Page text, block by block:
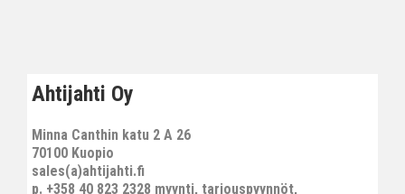
Ahtijahti Oy
Minna Canthin katu 2 A 26
70100 Kuopio
sales(a)ahtijahti.fi
p. +358 40 823 2328 myynti, tarjouspyynnöt,